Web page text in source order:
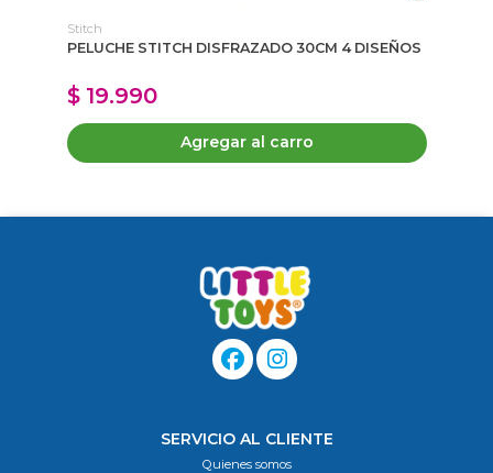
Stitch
PELUCHE STITCH DISFRAZADO 30CM 4 DISEÑOS
$ 19.990
Agregar al carro
SERVICIO AL CLIENTE
Quienes somos